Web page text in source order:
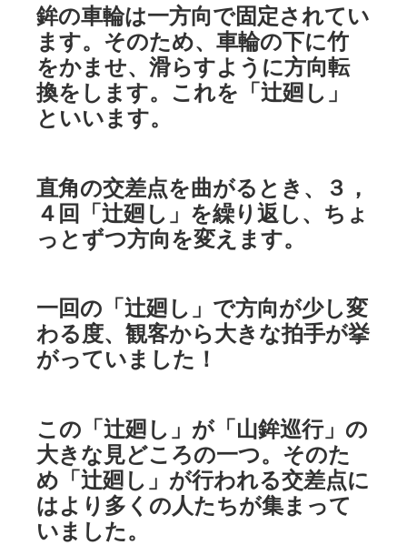
鉾の車輪は一方向で固定されてい
ます。そのため、車輪の下に竹
をかませ、滑らすように方向転
換をします。これを「辻廻し」
といいます。
直角の交差点を曲がるとき、３，
４回「辻廻し」を繰り返し、ちょ
っとずつ方向を変えます。
一回の「辻廻し」で方向が少し変
わる度、観客から大きな拍手が挙
がっていました！
この「辻廻し」が「山鉾巡行」の
大きな見どころの一つ。そのた
め「辻廻し」が行われる交差点に
はより多くの人たちが集まって
いました。